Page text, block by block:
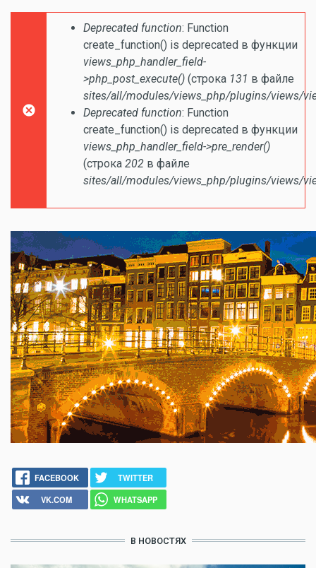
Сообщение об ошибке
Deprecated function: Function
create_function() is deprecated в функции
views_php_handler_field-
>php_post_execute() (строка 131 в файле
sites/all/modules/views_php/plugins/views/
Deprecated function: Function
create_function() is deprecated в функции
views_php_handler_field->pre_render()
(строка 202 в файле
sites/all/modules/views_php/plugins/views/
FACEBOOK
TWITTER
VK.COM
WHATSAPP
В НОВОСТЯХ